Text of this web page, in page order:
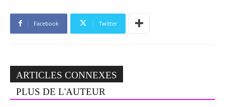
Facebook Twitter
ARTICLES CONNEXES
PLUS DE L'AUTEUR